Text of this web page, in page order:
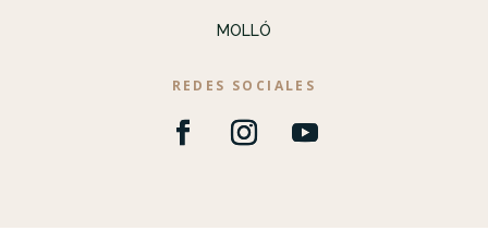
MOLLÓ
REDES SOCIALES